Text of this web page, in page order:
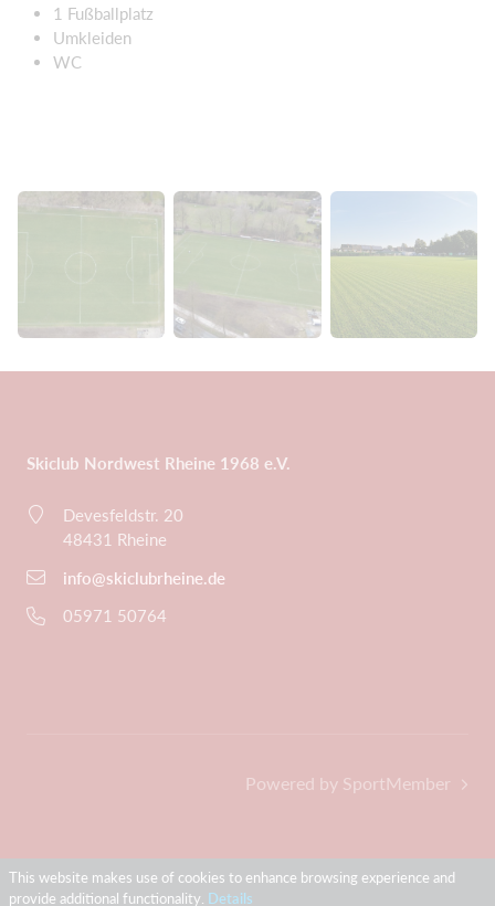
1 Fußballplatz
Umkleiden
WC
Skiclub Nordwest Rheine 1968 e.V.
Devesfeldstr. 20
48431 Rheine
info@skiclubrheine.de
05971 50764
Powered by SportMember
This website makes use of cookies to enhance browsing experience and
provide additional functionality. Details